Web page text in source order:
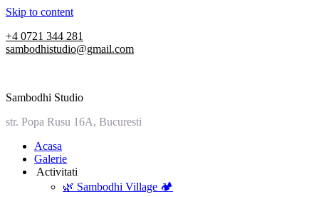
Skip to content
+4 0721 344 281
sambodhistudio@gmail.com
Sambodhi Studio
str. Popa Rusu 16A, Bucuresti
‎Acasa
Galerie
‎ ‎Activitati‎
🌿 Sambodhi Village 🏕️